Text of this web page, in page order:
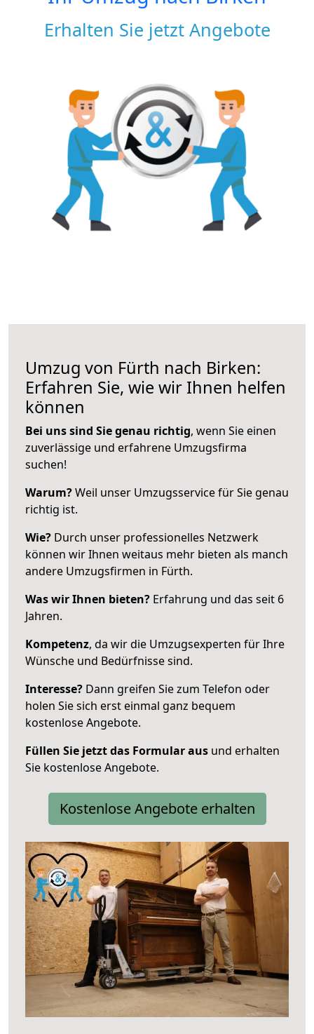
Erhalten Sie jetzt Angebote
Umzug von Fürth nach Birken:
Erfahren Sie, wie wir Ihnen helfen
können
Bei uns sind Sie genau richtig, wenn Sie einen
zuverlässige und erfahrene Umzugsfirma
suchen!
Warum?Weil unser Umzugsservice für Sie genau
richtig ist.
Wie? Durch unser professionelles Netzwerk
können wir Ihnen weitaus mehr bieten als manch
andere Umzugsfirmen in Fürth.
Was wir Ihnen bieten? Erfahrung und das seit 6
Jahren.
Kompetenz, da wir die Umzugsexperten für Ihre
Wünsche und Bedürfnisse sind.
Interesse? Dann greifen Sie zum Telefon oder
holen Sie sich erst einmal ganz bequem
kostenlose Angebote.
Füllen Sie jetzt das Formular aus und erhalten
Sie kostenlose Angebote.
Kostenlose Angebote erhalten